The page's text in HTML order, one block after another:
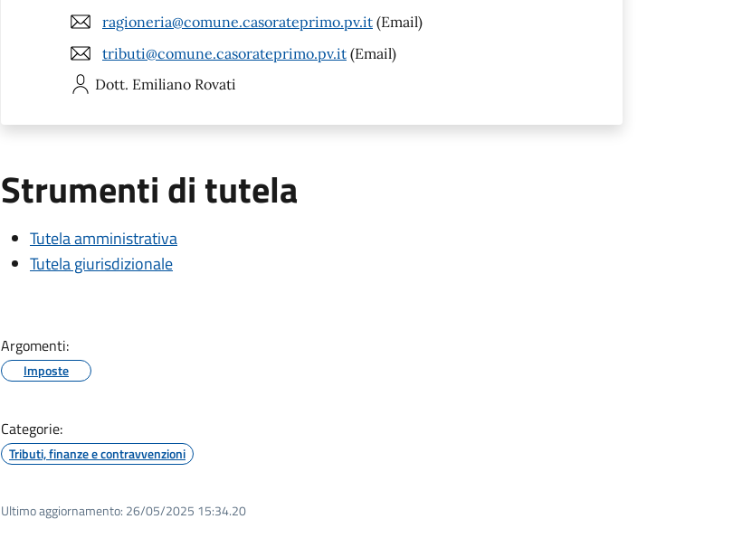
ragioneria@comune.casorateprimo.pv.it (Email)
tributi@comune.casorateprimo.pv.it (Email)
Dott. Emiliano Rovati
Strumenti di tutela
Tutela amministrativa
Tutela giurisdizionale
Argomenti:
Imposte
Categorie:
Tributi, finanze e contravvenzioni
Ultimo aggiornamento: 26/05/2025 15:34.20